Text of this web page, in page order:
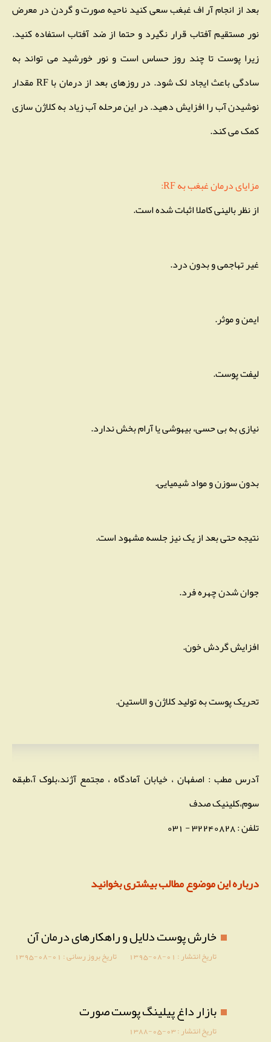
بعد از انجام آر اف غبغب سعی کنید ناحیه صورت و گردن در معرض
نور مستقیم آفتاب قرار نگیرد و حتما از ضد آفتاب استفاده کنید.
زیرا پوست تا چند روز حساس است و نور خورشید می تواند به
سادگی باعث ایجاد لک شود. در روزهای بعد از درمان با RF مقدار
نوشیدن آب را افزایش دهید. در این مرحله آب زیاد به کلاژن سازی
کمک می کند.
مزایای درمان غبغب به RF:
از نظر بالینی کاملا اثبات شده است.
غیر تهاجمی و بدون درد.
ایمن و موثر.
لیفت پوست.
نیازی به بی حسی، بیهوشی یا آرام بخش ندارد.
بدون سوزن و مواد شیمیایی.
نتیجه حتی بعد از یک نیز جلسه مشهود است.
جوان شدن چهره فرد.
افزایش گردش خون.
تحریک پوست به تولید کلاژن و الاستین.
آدرس مطب : اصفهان ، خیابان آمادگاه ، مجتمع آژند،بلوک آ،طبقه
سوم،کلینیک صدف
تلفن : 32240828 - 031
درباره این موضوع مطالب بیشتری بخوانید
خارش پوست دلایل و راهکارهای درمان آن
تاریخ انتشار : 1395-08-01 تاریخ بروز رسانی : 1395-08-01
بازار داغ پیلینگ پوست صورت
تاریخ انتشار :1388-05-03